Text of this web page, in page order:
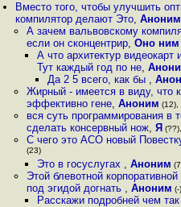
Вместо того, чтобы улучшить
компилятор делают Это,Аноним
А зачем вальвовскому
если он сконцентрир, Оно ним
А что архитектур
Тут каждый год по не,
Да 2 5 всего, как бы ,
Жирный - имеется в виду, что
эффективно гене, Аноним (12),
вся суть программирования в
сделать консервный нож, Я
С чего это ACO новый
(23)
Это в госуслугах , Аноним
Этой блевотной
под эгидой догнать , Аноним
Расскажи подробней чем